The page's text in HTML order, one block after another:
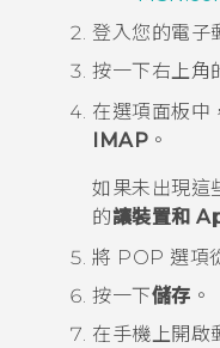
登入您的電子
按一下右上角
在選項面板中
IMAP 。
如果未出現這
的讓裝置和
將 POP 選項
按一下儲存 。
在手機上開啟